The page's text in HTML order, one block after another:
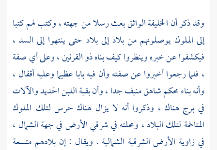
وقد ذكر أن الخليفةالواثقبعث رسلا من جهته ، وكتب لهم كتبا
إلى الملوك يوصلونهم من بلاد إلى بلاد حتى ينتهوا إلى السد ،
فيكشفوا عن خبره وينظروا كيف بناهذو القرنين ،وعلى أي صفة
، فلما رجعوا أخبروا عن صفته وأن فيه بابا عظيما وعليه أقفال ،
وأنه بناء محكم شاهق منيف جدا ، وأن بقية اللبن الحديد والآلات
في برج هناك ، وذكروا أنه لا يزال هناك حرس لتلك الملوك
المتاخمة لتلك البلاد ، ومحلته في شرقي الأرض في جهة الشمال ،
في زاوية الأرض الشرقية الشمالية . ويقال : إن بلادهم متسعة